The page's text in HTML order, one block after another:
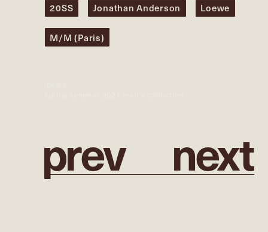
20SS Jonathan Anderson Loewe
M/M (Paris)
prev next